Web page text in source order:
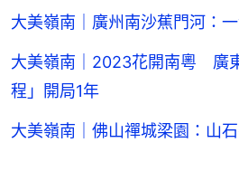
大美嶺南｜廣州南沙蕉門河：
大美嶺南｜2023花開南粵 廣
程」開局1年
大美嶺南｜佛山禪城梁園：山